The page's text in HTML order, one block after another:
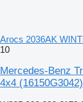
Arocs 2036AK
10
Mercedes-Benz
4x4 (16150G3042)